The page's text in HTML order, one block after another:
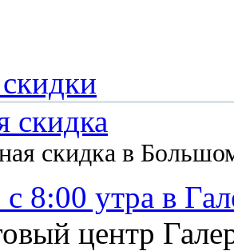
скидка
скидка в
с 8:00 утра в
центр